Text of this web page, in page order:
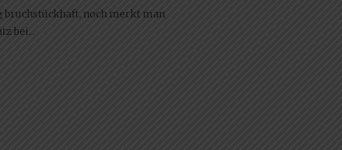
noch merkt man
bei...